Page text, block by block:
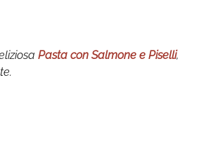
Pasta con Salmone e Piselli,